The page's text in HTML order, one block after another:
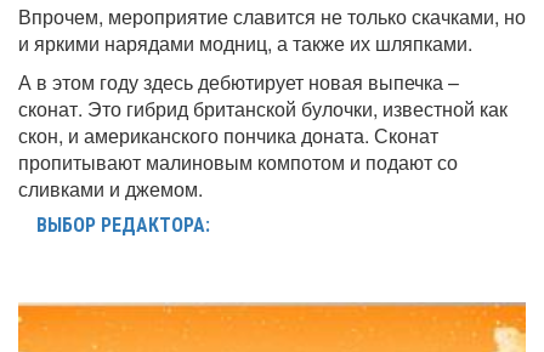
Впрочем, мероприятие славится не только скачками, но
и яркими нарядами модниц, а также их шляпками.
А в этом году здесь дебютирует новая выпечка –
сконат. Это гибрид британской булочки, известной как
скон, и американского пончика доната. Сконат
пропитывают малиновым компотом и подают со
сливками и джемом.
ВЫБОР РЕДАКТОРА: